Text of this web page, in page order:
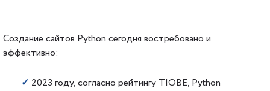
Создание сайтов Python сегодня востребовано и
эффективно:
✓ 2023 году, согласно рейтингу TIOBE, Python